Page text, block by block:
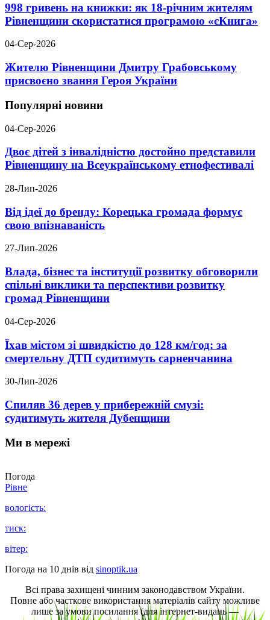
998 гривень на книжки: як 18-річним жителям
Рівненщини скористатися програмою «єКнига»
04-Сер-2026
Жителю Рівненщини Дмитру Грабовському
присвоєно звання Героя України
Популярні новини
04-Сер-2026
Двоє дітей з інвалідністю достойно представили
Рівненщину на Всеукраїнському етнофестивалі
28-Лип-2026
Від ідеї до бренду: Корецька громада формує
свою впізнаваність
27-Лип-2026
Влада, бізнес та інституції розвитку обговорили
спільні виклики та перспективи розвитку
громад Рівненщини
04-Сер-2026
Їхав містом зі швидкістю до 128 км/год: за
смертельну ДТП судитимуть сарненчанина
30-Лип-2026
Спиляв 36 дерев у прибережній смузі:
судитимуть жителя Дубенщини
Ми в мережі
Погода
Рівне
вологість:
тиск:
вітер:
Погода на 10 днів від sinoptik.ua
Всі права захищені чинним законодавством України.
Повне або часткове використання матеріалів сайту можливе
лише за умови посилання (для інтернет-видань —